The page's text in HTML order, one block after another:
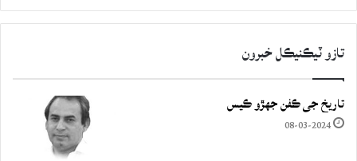
تازو ٽيڪنيڪل خبرون
تاريخ جي ڪفن جھڙو ڪيس
08-03-2024